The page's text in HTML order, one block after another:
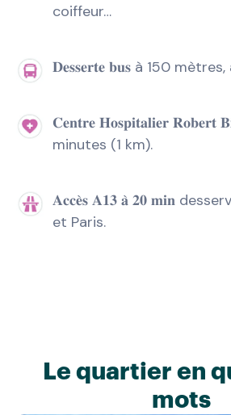
coiffeur…
𝐃𝐞𝐬𝐬𝐞𝐫𝐭𝐞 𝐛𝐮𝐬 à 150
𝐂𝐞𝐧𝐭𝐫𝐞 𝐇𝐨𝐬𝐩𝐢𝐭𝐚𝐥𝐢𝐞𝐫 𝐑𝐨𝐛𝐞𝐫𝐭
minutes (1 km).
𝐀𝐜𝐜𝐞̀𝐬 𝐀𝟏𝟑 𝐚̀ 𝟐𝟎 𝐦𝐢𝐧
et Paris.
Le quartier en
mots